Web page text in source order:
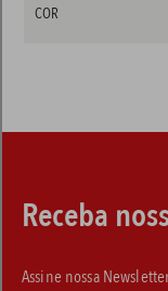
COR
Receba
Assine nossa